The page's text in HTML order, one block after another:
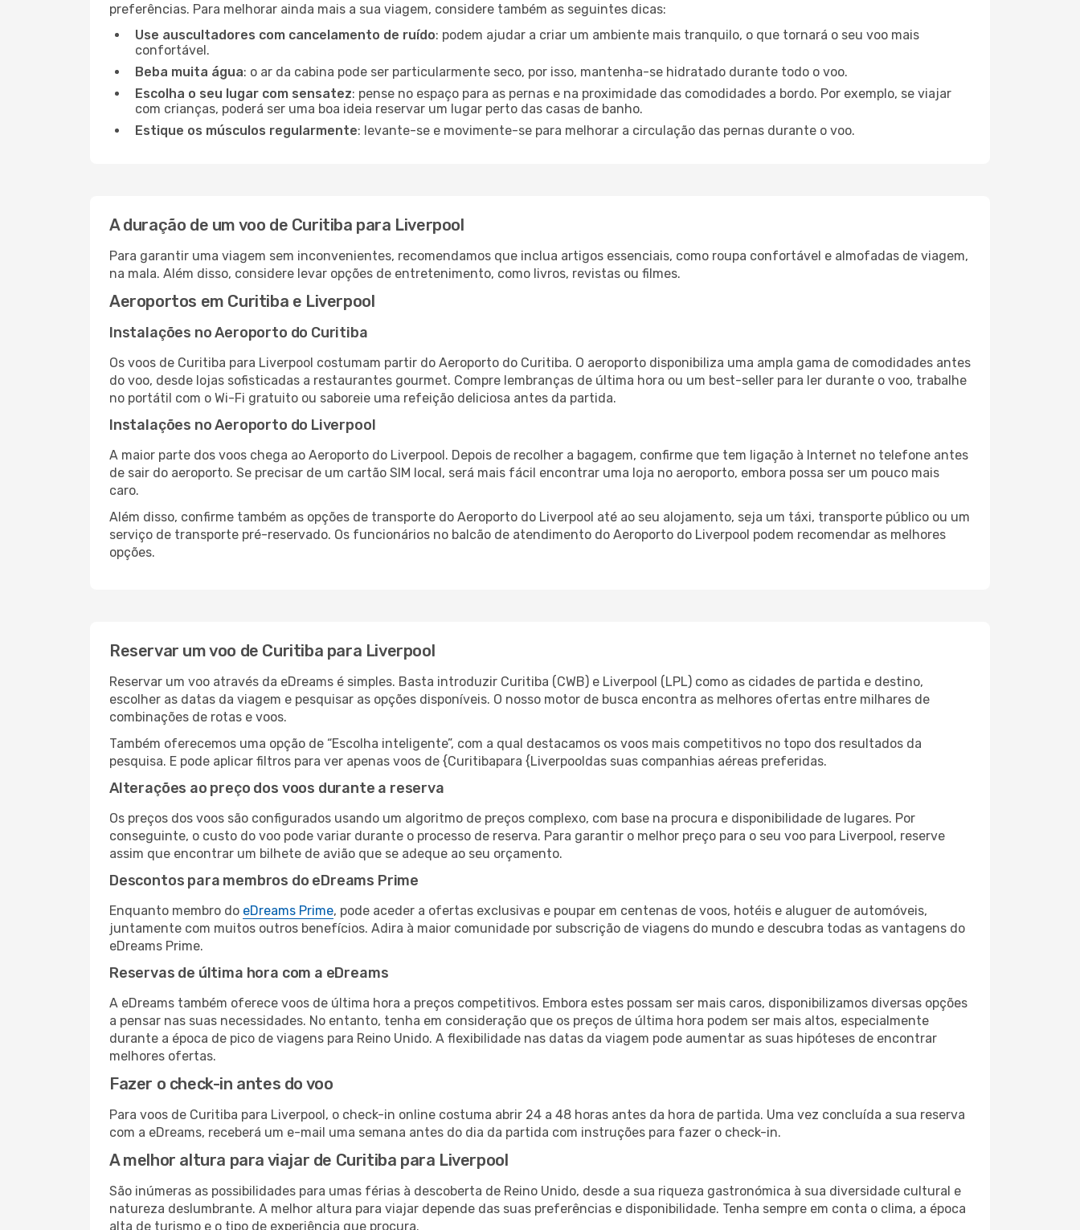
preferências. Para melhorar ainda mais a sua viagem, considere também as seguintes dicas:
Use auscultadores com cancelamento de ruído: podem ajudar a criar um ambiente mais tranquilo, o que tornará o seu voo mais
confortável.
Beba muita água: o ar da cabina pode ser particularmente seco, por isso, mantenha-se hidratado durante todo o voo.
Escolha o seu lugar com sensatez: pense no espaço para as pernas e na proximidade das comodidades a bordo. Por exemplo, se viajar
com crianças, poderá ser uma boa ideia reservar um lugar perto das casas de banho.
Estique os músculos regularmente: levante-se e movimente-se para melhorar a circulação das pernas durante o voo.
A duração de um voo de Curitiba para Liverpool
Para garantir uma viagem sem inconvenientes, recomendamos que inclua artigos essenciais, como roupa confortável e almofadas de viagem,
na mala. Além disso, considere levar opções de entretenimento, como livros, revistas ou filmes.
Aeroportos em Curitiba e Liverpool
Instalações no Aeroporto do Curitiba
Os voos de Curitiba para Liverpool costumam partir do Aeroporto do Curitiba. O aeroporto disponibiliza uma ampla gama de comodidades antes
do voo, desde lojas sofisticadas a restaurantes gourmet. Compre lembranças de última hora ou um best-seller para ler durante o voo, trabalhe
no portátil com o Wi-Fi gratuito ou saboreie uma refeição deliciosa antes da partida.
Instalações no Aeroporto do Liverpool
A maior parte dos voos chega ao Aeroporto do Liverpool. Depois de recolher a bagagem, confirme que tem ligação à Internet no telefone antes
de sair do aeroporto. Se precisar de um cartão SIM local, será mais fácil encontrar uma loja no aeroporto, embora possa ser um pouco mais
caro.
Além disso, confirme também as opções de transporte do Aeroporto do Liverpool até ao seu alojamento, seja um táxi, transporte público ou um
serviço de transporte pré-reservado. Os funcionários no balcão de atendimento do Aeroporto do Liverpool podem recomendar as melhores
opções.
Reservar um voo de Curitiba para Liverpool
Reservar um voo através da eDreams é simples. Basta introduzir Curitiba (CWB) e Liverpool (LPL) como as cidades de partida e destino,
escolher as datas da viagem e pesquisar as opções disponíveis. O nosso motor de busca encontra as melhores ofertas entre milhares de
combinações de rotas e voos.
Também oferecemos uma opção de “Escolha inteligente”, com a qual destacamos os voos mais competitivos no topo dos resultados da
pesquisa. E pode aplicar filtros para ver apenas voos de {Curitibapara {Liverpooldas suas companhias aéreas preferidas.
Alterações ao preço dos voos durante a reserva
Os preços dos voos são configurados usando um algoritmo de preços complexo, com base na procura e disponibilidade de lugares. Por
conseguinte, o custo do voo pode variar durante o processo de reserva. Para garantir o melhor preço para o seu voo para Liverpool, reserve
assim que encontrar um bilhete de avião que se adeque ao seu orçamento.
Descontos para membros do eDreams Prime
Enquanto membro do eDreams Prime, pode aceder a ofertas exclusivas e poupar em centenas de voos, hotéis e aluguer de automóveis,
juntamente com muitos outros benefícios. Adira à maior comunidade por subscrição de viagens do mundo e descubra todas as vantagens do
eDreams Prime.
Reservas de última hora com a eDreams
A eDreams também oferece voos de última hora a preços competitivos. Embora estes possam ser mais caros, disponibilizamos diversas opções
a pensar nas suas necessidades. No entanto, tenha em consideração que os preços de última hora podem ser mais altos, especialmente
durante a época de pico de viagens para Reino Unido. A flexibilidade nas datas da viagem pode aumentar as suas hipóteses de encontrar
melhores ofertas.
Fazer o check-in antes do voo
Para voos de Curitiba para Liverpool, o check-in online costuma abrir 24 a 48 horas antes da hora de partida. Uma vez concluída a sua reserva
com a eDreams, receberá um e-mail uma semana antes do dia da partida com instruções para fazer o check-in.
A melhor altura para viajar de Curitiba para Liverpool
São inúmeras as possibilidades para umas férias à descoberta de Reino Unido, desde a sua riqueza gastronómica à sua diversidade cultural e
natureza deslumbrante. A melhor altura para viajar depende das suas preferências e disponibilidade. Tenha sempre em conta o clima, a época
alta de turismo e o tipo de experiência que procura.